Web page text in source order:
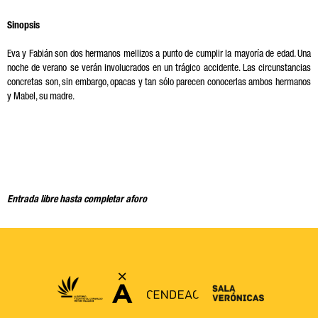
Sinopsis
Eva y Fabián son dos hermanos mellizos a punto de cumplir la mayoría de edad. Una
noche de verano se verán involucrados en un trágico accidente. Las circunstancias
concretas son, sin embargo, opacas y tan sólo parecen conocerlas ambos hermanos
y Mabel, su madre.
Entrada libre hasta completar aforo